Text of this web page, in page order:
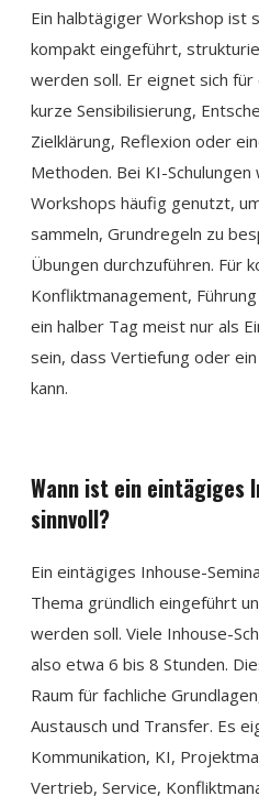
Ein halbtägiger Workshop ist
kompakt eingeführt,
werden soll. Er eignet sich
kurze Sensibilisierung,
Zielklärung, Reflexion oder
Methoden. Bei KI-
Workshops häufig genutzt,
sammeln, Grundregeln zu
Übungen durchzuführen. Für
Konfliktmanagement,
ein halber Tag meist nur als
sein, dass Vertiefung oder
kann.
Wann ist ein eintägiges
sinnvoll?
Ein eintägiges Inhouse-
Thema gründlich eingeführt
werden soll. Viele Inhouse-
also etwa 6 bis 8 Stunden.
Raum für fachliche
Austausch und Transfer. Es
Kommunikation, KI,
Vertrieb, Service,